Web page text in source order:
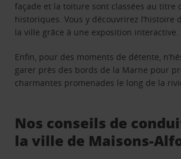
façade et la toiture sont classées au titre
historiques. Vous y découvrirez l’histoire
la ville grâce à une exposition interactive.
Enfin, pour des moments de détente,
garer près des bords de la Marne pour
charmantes promenades le long de la
Nos conseils de
la ville de Maisons-